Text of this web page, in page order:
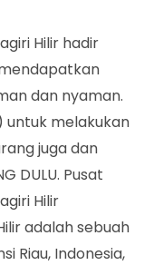
Hilir hadir
dan nyaman.
untuk melakukan
juga dan
DULU. Pusat
Hilir
adalah sebuah
Riau, Indonesia,